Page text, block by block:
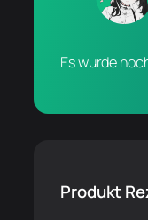
Es wurde
Produkt